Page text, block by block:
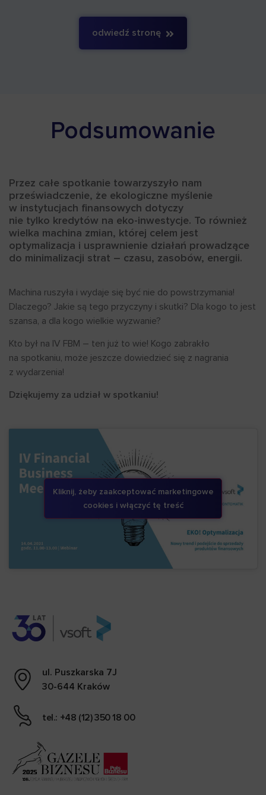
odwiedź stronę
Podsumowanie
Przez całe spotkanie towarzyszyło nam
przeświadczenie, że ekologiczne myślenie
w instytucjach finansowych dotyczy
nie tylko kredytów na eko-inwestycje. To również
wielka machina zmian, której celem jest
optymalizacja i usprawnienie działań prowadzące
do minimalizacji strat – czasu, zasobów, energii.
Machina ruszyła i wydaje się być nie do powstrzymania!
Dlaczego? Jakie są tego przyczyny i skutki? Dla kogo to jest
szansa, a dla kogo wielkie wyzwanie?
Kto był na IV FBM – ten już to wie! Kogo zabrakło
na spotkaniu, może jeszcze dowiedzieć się z nagrania
z wydarzenia!
Dziękujemy za udział w spotkaniu!
Kliknij, żeby zaakceptować marketingowe
cookies i włączyć tę treść
ul. Puszkarska 7J
30-644 Kraków
tel.: +48 (12) 350 18 00